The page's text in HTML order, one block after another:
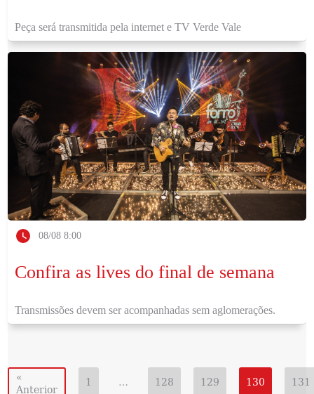
Peça será transmitida pela internet e TV Verde Vale
08/08 8:00
Confira as lives do final de semana
Transmissões devem ser acompanhadas sem aglomerações.
«
Anterior
1 … 128 129 130 131